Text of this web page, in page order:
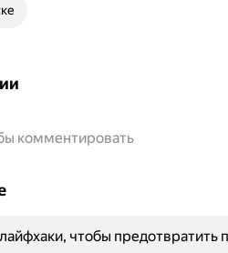
комментировать
чтобы